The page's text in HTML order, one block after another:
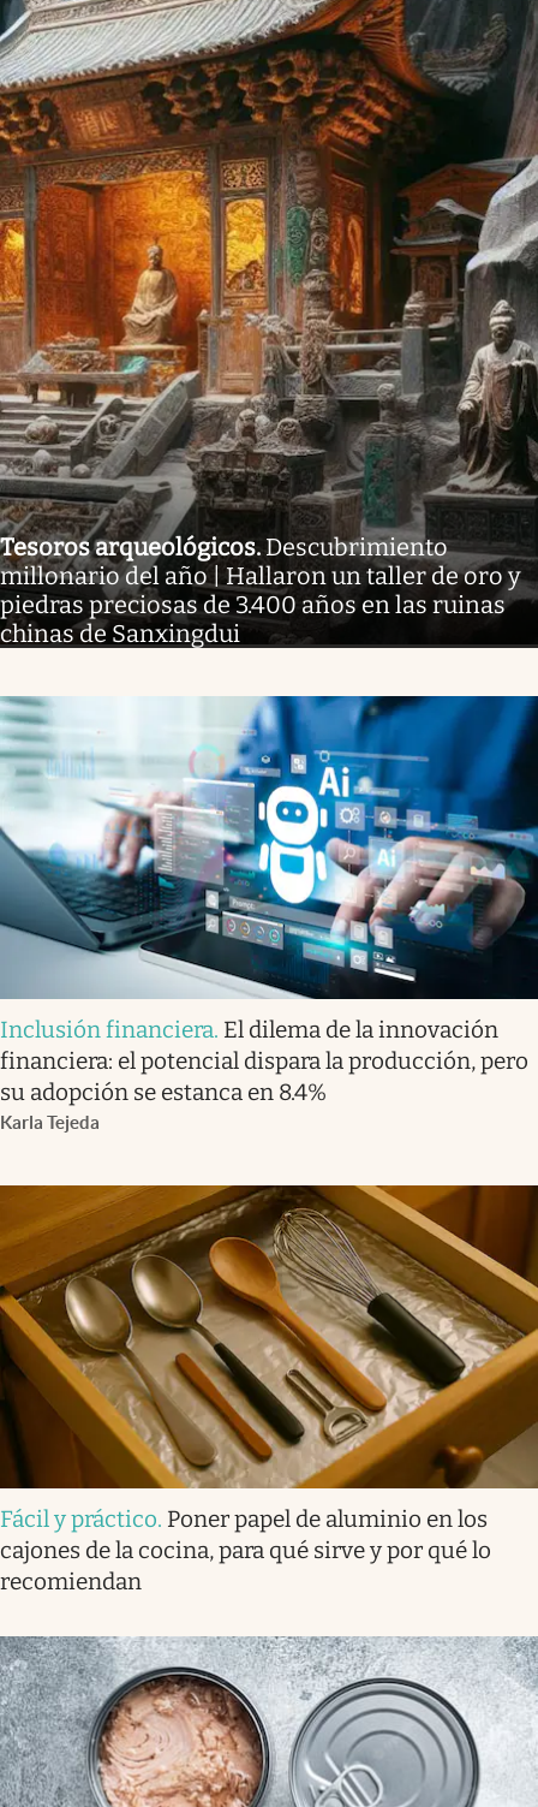
Tesoros arqueológicos.Descubrimiento
millonario del año | Hallaron un taller de oro y
piedras preciosas de 3.400 años en las ruinas
chinas de Sanxingdui
Inclusión financiera. El dilema de la innovación
financiera: el potencial dispara la producción, pero
su adopción se estanca en 8.4%
Karla Tejeda
Fácil y práctico. Poner papel de aluminio en los
cajones de la cocina, para qué sirve y por qué lo
recomiendan